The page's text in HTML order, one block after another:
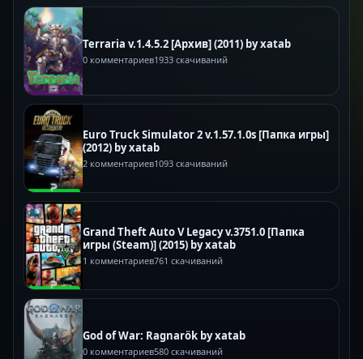
Terraria v.1.4.5.2 [Архив] (2011) by xatab
0 комментариев1933 скачиваний
Euro Truck Simulator 2 v.1.57.1.0s [Папка игры]
(2012) by xatab
2 комментариев1093 скачиваний
Grand Theft Auto V Legacy v.3751.0 [Папка
игры (Steam)] (2015) by xatab
1 комментариев761 скачиваний
God of War: Ragnarök by xatab
0 комментариев580 скачиваний